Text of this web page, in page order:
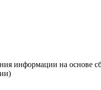
информации на основе